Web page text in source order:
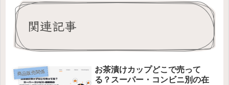
関連記事
商品販売関係
お茶漬けカップどこで売って
る？スーパー・コンビニ別の在